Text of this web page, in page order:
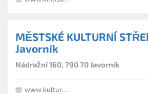
MĚSTSKÉ KULTURNÍ
Javorník
Nádražní 160, 790 70 Javorník
www.kulturnidumjavornik.cz